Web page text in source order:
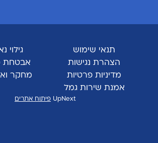
תנאי שימוש
גילוי
הצהרת נגישות
אבטחת
מדיניות פרטיות
מחקר
אמנת שירות גמל
UpNext פיתוח אתרים